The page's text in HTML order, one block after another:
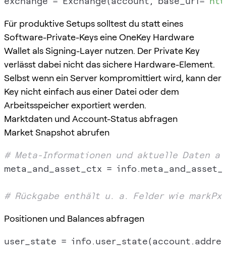
Für produktive Setups solltest du statt eines
Software-Private-Keys eine OneKey Hardware
Wallet als Signing-Layer nutzen. Der Private Key
verlässt dabei nicht das sichere Hardware-Element.
Selbst wenn ein Server kompromittiert wird, kann der
Key nicht einfach aus einer Datei oder dem
Arbeitsspeicher exportiert werden.
Marktdaten und Account-Status abfragen
Market Snapshot abrufen
# Meta-Informationen und aktuelle Daten
meta_and_asset_ctx =
# Rückgabe enthält u. a. Felder wie
Positionen und Balances abfragen
user_state =